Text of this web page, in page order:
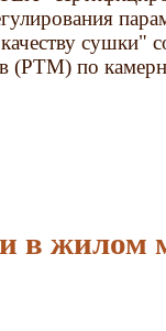
сушки"
(РТМ) по
в жилом